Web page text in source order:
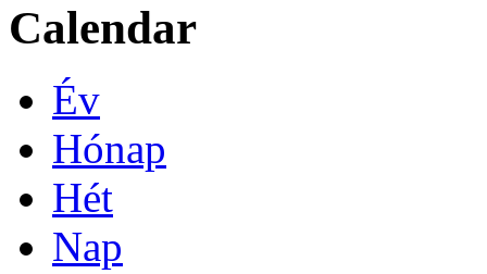
Calendar
Év
Hónap
Hét
Nap